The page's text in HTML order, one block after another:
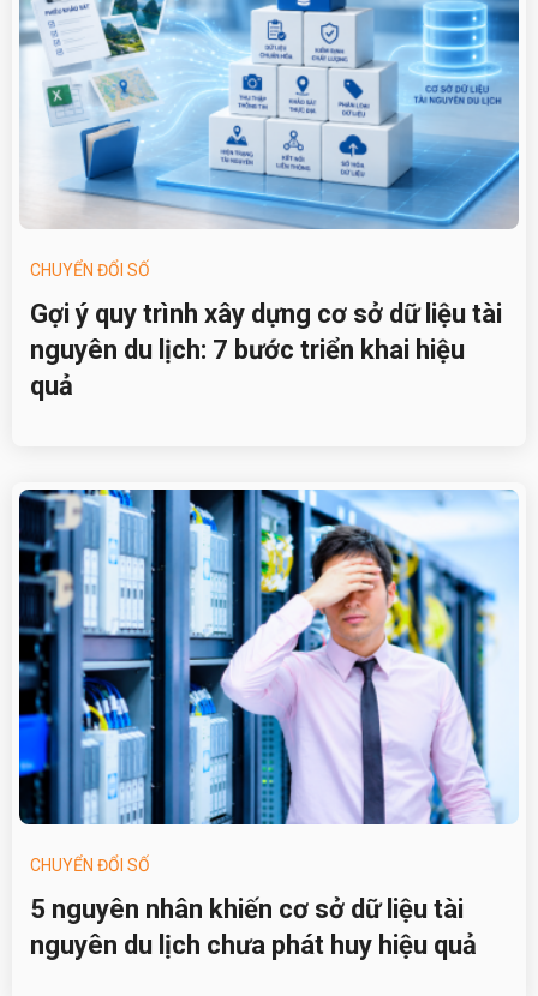
CHUYỂN ĐỔI SỐ
Gợi ý quy trình xây dựng cơ sở dữ liệu tài
nguyên du lịch: 7 bước triển khai hiệu
quả
CHUYỂN ĐỔI SỐ
5 nguyên nhân khiến cơ sở dữ liệu tài
nguyên du lịch chưa phát huy hiệu quả